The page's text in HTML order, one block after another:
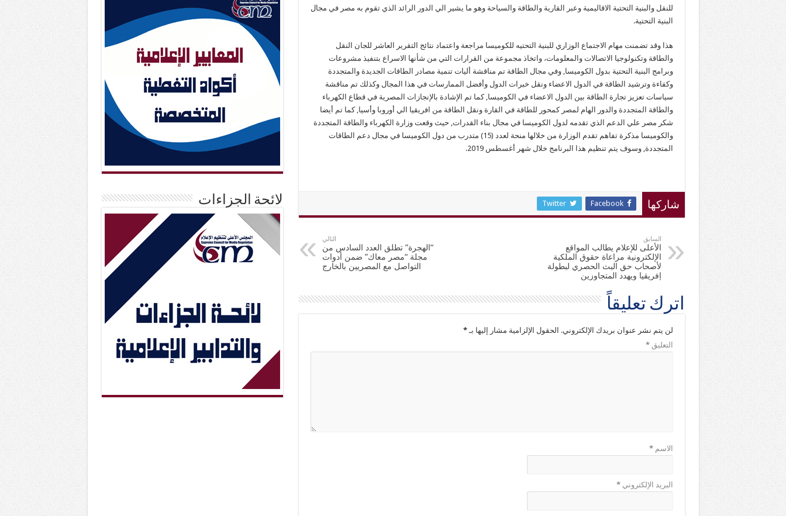
للنقل والبنية التحتية الاقاليمية وعبر القارية والطاقة والسياحة وهو ما يشير الي الدور الرائد الذي تقوم به مصر في مجال
البنية التحتية.
هذا وقد تضمنت مهام الاجتماع الوزاري للبنية التحتيه للكوميسا مراجعة واعتماد نتائج التقرير العاشر للجان النقل
والطاقة وتكنولوجيا الاتصالات والمعلومات، واتخاذ مجموعة من القرارات التي من شأنها الاسراع بتنفيذ مشروعات
وبرامج البنية التحتية بدول الكوميسا, وفي مجال الطاقة تم مناقشة أليات تنمية مصادر الطاقات الجديدة والمتجددة
وكفاءة وترشيد الطاقة في الدول الاعضاء ونقل خبرات الدول وأفضل الممارسات في هذا المجال وكذلك تم مناقشة
سياسات تعزيز تجارة الطاقة بين الدول الاعضاء في الكوميسا, كما تم الإشادة بالإنجازات المصرية في قطاع الكهرباء
والطاقة المتجددة والدور الهام لمصر كمحور للطاقة في القارة ونقل الطاقة من افريقيا الي أوروبا وأسيا, كما تم أيضا
شكر مصر علي الدعم الذي تقدمه لدول الكوميسا في مجال بناء القدرات, حيث وقعت وزارة الكهرباء والطاقة المتجددة
والكوميسا مذكرة تفاهم تقدم الوزارة من خلالها منحة لعدد (15) متدرب من دول الكوميسا في مجال دعم الطاقات
المتجددة, وسوف يتم تنظيم هذا البرنامج خلال شهر أغسطس 2019.
شاركها Facebook
Twitter
السابق
الأعلى للإعلام يطالب المواقع
الإلكترونية مراعاة حقوق الملكية
لأصحاب حق البث الحصري لبطولة
إفريقيا ويهدد المتجاوزين
التالي
“الهجرة” تطلق العدد السادس من
مجلة “مصر معاك” ضمن أدوات
التواصل مع المصريين بالخارج
اترك تعليقاً
لن يتم نشر عنوان بريدك الإلكتروني. الحقول الإلزامية مشار إليها بـ*
التعليق*
الاسم*
البريد الإلكتروني*
لائحة الجزاءات